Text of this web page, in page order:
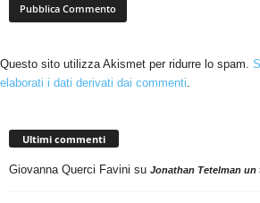
Questo sito utilizza Akismet per ridurre lo spam.
elaborati i dati derivati dai commenti.
Ultimi commenti
Giovanna Querci Favini su Jonathan Tetelman